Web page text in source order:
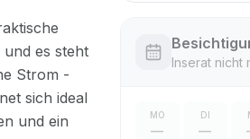
Inserat nicht
MO
—
DI
—